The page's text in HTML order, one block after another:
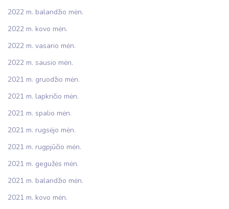
2022 m. balandžio mėn.
2022 m. kovo mėn.
2022 m. vasario mėn.
2022 m. sausio mėn.
2021 m. gruodžio mėn.
2021 m. lapkričio mėn.
2021 m. spalio mėn.
2021 m. rugsėjo mėn.
2021 m. rugpjūčio mėn.
2021 m. gegužės mėn.
2021 m. balandžio mėn.
2021 m. kovo mėn.